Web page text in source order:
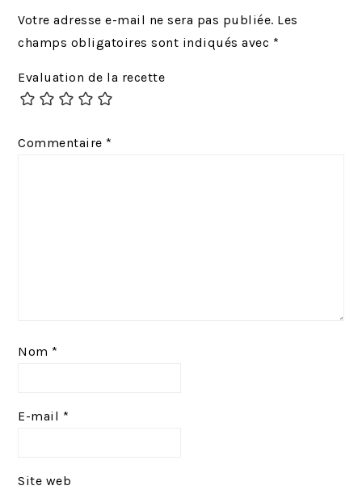
r
é
d
n
i
Votre adresse e-mail ne sera pas publiée. Les
champs obligatoires sont indiqués avec *
Evaluation de la recette
Commentaire *
Nom *
E-mail *
Site web